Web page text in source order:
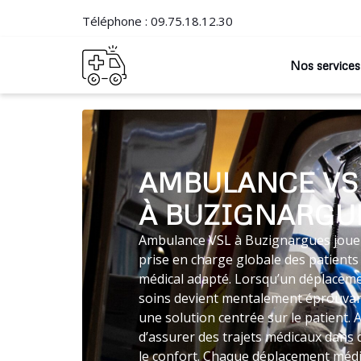
Téléphone : 09.75.18.12.30
Nos services
AMBULANCE
À
Ambulance VSL à Buzignargues
prise en charge globale des
médical adapté. Lorsqu’un
soins devient mentalement
une solution centrée sur le patient.
d’assurer des trajets médicaux
le confort. Chaque déplacement